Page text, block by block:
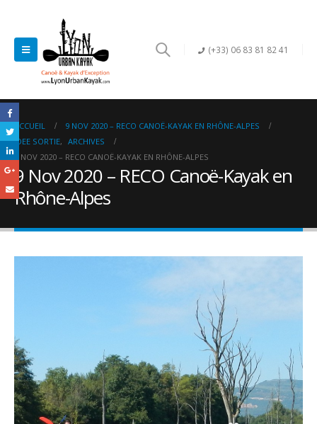
(+33) 06 83 81 82 41
ACCUEIL
9 NOV 2020 – RECO CANOË-KAYAK EN RHÔNE-ALPES
IDEE SORTIE, ARCHIVES
9 NOV 2020 – RECO CANOË-KAYAK EN RHÔNE-ALPES
9 Nov 2020 – RECO Canoë-Kayak en
Rhône-Alpes